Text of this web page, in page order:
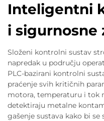
Inteligentni
i sigurnosne
Složeni kontrolni sustav
napredak u području
PLC-bazirani kontrolni
praćenje svih kritičnih
motora, temperaturu i tok
detektiraju metalne
gašenje sustava kako bi